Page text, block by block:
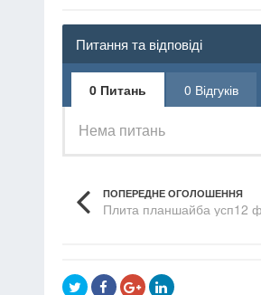
Питання та відповіді
0 Питань 0 Відгуків
Нема питань
ПОПЕРЕДНЕ ОГОЛОШЕННЯ
Плита планшайба усп12